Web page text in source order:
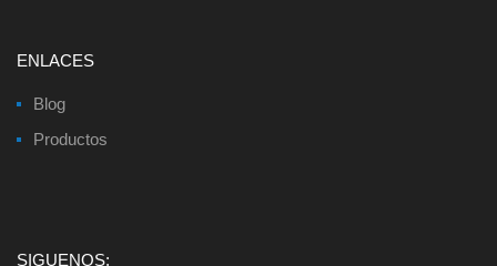
ENLACES
Blog
Productos
SIGUENOS: